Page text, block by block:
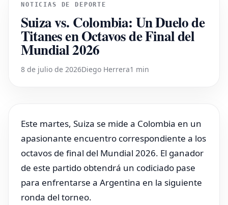
NOTICIAS DE DEPORTE
Suiza vs. Colombia: Un Duelo de
Titanes en Octavos de Final del
Mundial 2026
8 de julio de 2026Diego Herrera1 min
Este martes, Suiza se mide a Colombia en un
apasionante encuentro correspondiente a los
octavos de final del Mundial 2026. El ganador
de este partido obtendrá un codiciado pase
para enfrentarse a Argentina en la siguiente
ronda del torneo.